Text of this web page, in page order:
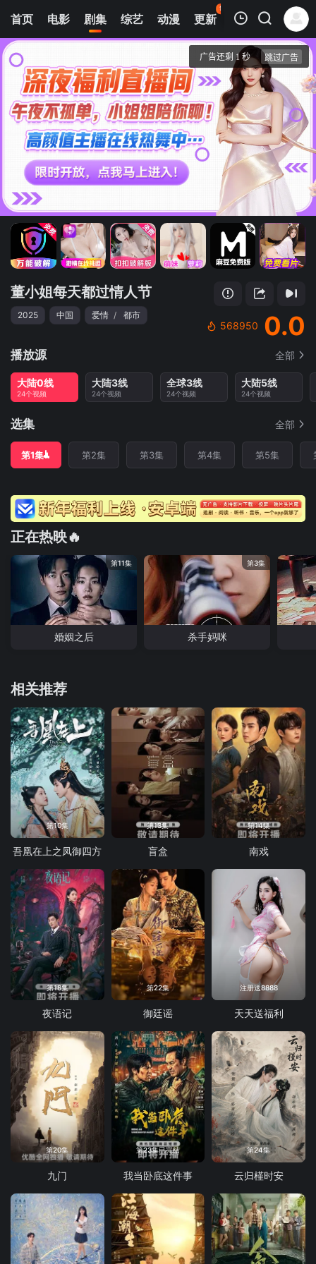
首页 电影 剧集 综艺 动漫 更新
95
热榜 APP
第1集
董小姐每天都过情人节
清空
董小姐每天都过情人节
2025 中国 爱情 / 都市
568950 0.0
播放源 全部
大陆0线
24个视频
大陆3线
24个视频
全球3线
24个视频
大陆5线
24个视频
选集 全部
第1集 第2集 第3集 第4集 第5集
正在热映🔥
第11集
婚姻之后
第3集
杀手妈咪
相关推荐
第10集
吾凰在上之凤御四方
第13集
盲盒
第14集
南戏
第18集
夜语记
第22集
御廷谣
注册送8888
天天送福利
第20集
九门
第23集已完结
我当卧底这件事
第24集
云归槿时安